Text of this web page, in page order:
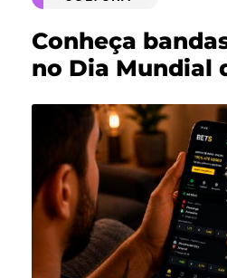
Conheça
no Dia Mundial